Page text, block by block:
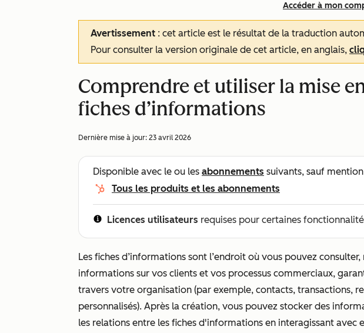
Accéder à mon
Avertissement : cet article est le résultat de la traduction
Pour consulter la version originale de cet article, en anglais,
Comprendre et utiliser la mise
fiches d’informations
Dernière mise à jour: 23 avril 2026
Disponible avec le ou les abonnements suivants, sauf
Tous les produits et les abonnements
Licences utilisateurs requises pour certaines
Les fiches d’informations sont l’endroit où vous pouvez
informations sur vos clients et vos processus commerciaux,
travers votre organisation (par exemple, contacts, transactions,
personnalisés). Après la création, vous pouvez stocker des
les relations entre les fiches d'informations en interagissant avec